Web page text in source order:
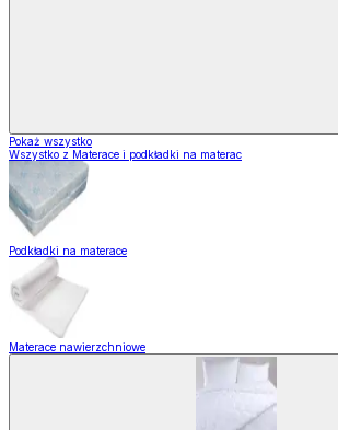
Pokaż wszystko
Wszystko z Materace i podkładki na materac
Podkładki na materace
Materace nawierzchniowe